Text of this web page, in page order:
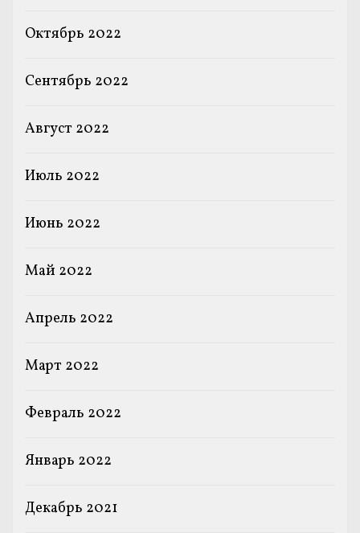
Октябрь 2022
Сентябрь 2022
Август 2022
Июль 2022
Июнь 2022
Май 2022
Апрель 2022
Март 2022
Февраль 2022
Январь 2022
Декабрь 2021